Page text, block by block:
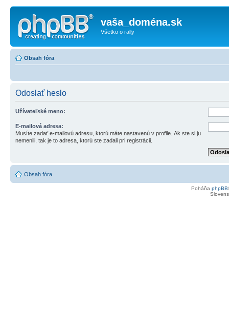
vaša_doména.sk
Všetko o rally
Obsah fóra
Odoslať heslo
Užívateľské meno:
E-mailová adresa:
Musíte zadať e-mailovú adresu, ktorú máte nastavenú v profile. Ak ste si ju
nemenili, tak je to adresa, ktorú ste zadali pri registrácii.
Obsah fóra
Poháňa phpBB